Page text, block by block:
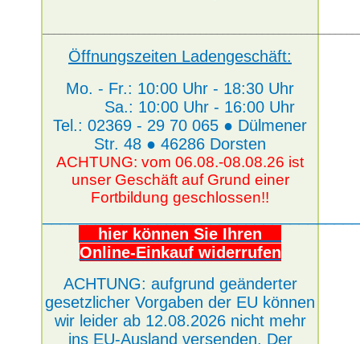
Öffnungszeiten Ladengeschäft:
Mo. - Fr.: 10:00 Uhr - 18:30 Uhr
Sa.: 10:00 Uhr - 16:00 Uhr
Tel.: 02369 - 29 70 065 ● Dülmener
Str. 48 ● 46286 Dorsten
ACHTUNG: vom 06.08.-08.08.26 ist
unser Geschäft auf Grund einer
Fortbildung geschlossen!!
hier können Sie Ihren
Online-Einkauf widerrufen
ACHTUNG: aufgrund geänderter
gesetzlicher Vorgaben der EU können
wir leider ab 12.08.2026 nicht mehr
ins EU-Ausland versenden. Der